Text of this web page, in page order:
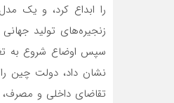
را ابداع کرد، و یک
نشان داد، دولت چین
تقاضای داخلی و مصرف،